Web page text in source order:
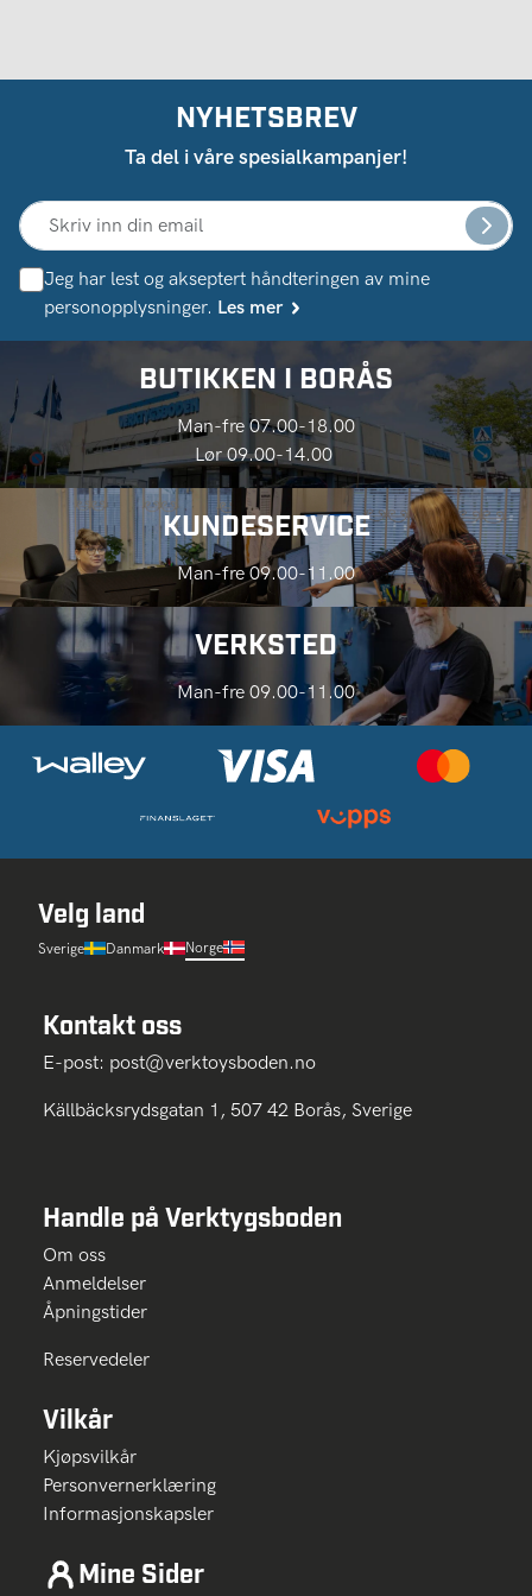
NYHETSBREV
Ta del i våre spesialkampanjer!
Jeg har lest og akseptert håndteringen av mine
personopplysninger. Les mer
BUTIKKEN I BORÅS
Man-fre 07.00-18.00
Lør 09.00-14.00
KUNDESERVICE
Man-fre 09.00-11.00
VERKSTED
Man-fre 09.00-11.00
Velg land
Sverige Danmark Norge
Kontakt oss
E-post: post@verktoysboden.no
Källbäcksrydsgatan 1, 507 42 Borås, Sverige
Handle på Verktygsboden
Om oss
Anmeldelser
Åpningstider
Reservedeler
Vilkår
Kjøpsvilkår
Personvernerklæring
Informasjonskapsler
Mine Sider